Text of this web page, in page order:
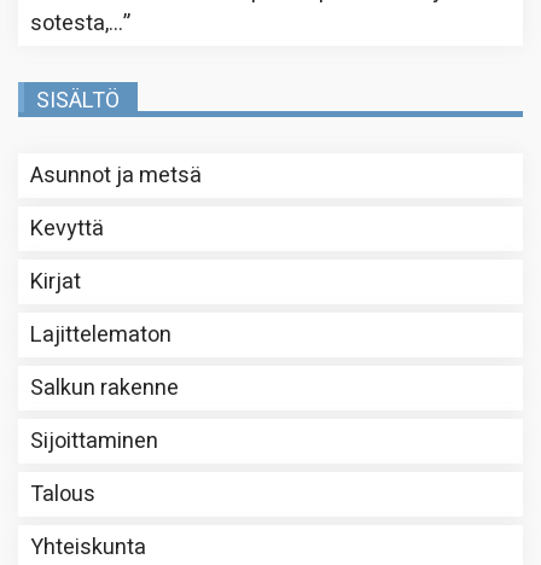
sotesta,…”
SISÄLTÖ
Asunnot ja metsä
Kevyttä
Kirjat
Lajittelematon
Salkun rakenne
Sijoittaminen
Talous
Yhteiskunta